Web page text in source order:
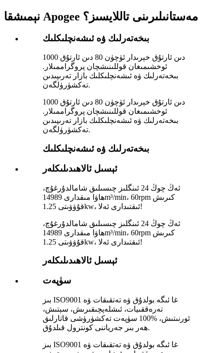
نېمىشقا Apogee مەستانىلىرىنى تاللايسىز؟
بىخەتەرلىك ۋە ئىشەنچلىكلىك
1000 دىن ئارتۇق خېرىدار ئۈچۈن 80 دىن ئارتۇق
ئوخشىمىغان قوللىنىشچان پروگراممىلار.
بىخەتەرلىك ۋە ئىشەنچلىكلىك بازار تەرىپىدىن
تەكشۈرۈلگەن.
1000 دىن ئارتۇق خېرىدار ئۈچۈن 80 دىن ئارتۇق
ئوخشىمىغان قوللىنىشچان پروگراممىلار.
بىخەتەرلىك ۋە ئىشەنچلىكلىك بازار تەرىپىدىن
تەكشۈرۈلگەن.
بىخەتەرلىك ۋە ئىشەنچلىكلىك
ئېسىل ئالاھىدىلىكلەر
ئەڭ چوڭ 24 ئىنگلىز چىسىلىق شامالدۇرغۇچ،
ھاۋا مىقدارى 14989m³/min، 60rpm كىرىش
قۇۋۋىتى 1.25kw، ئىقتىدارى ئەلا!
ئەڭ چوڭ 24 ئىنگلىز چىسىلىق شامالدۇرغۇچ،
ھاۋا مىقدارى 14989m³/min، 60rpm كىرىش
قۇۋۋىتى 1.25kw، ئىقتىدارى ئەلا!
ئېسىل ئالاھىدىلىكلەر
سۈپەت
بىز ISO9001 غا ئىگە بولدۇق ۋە تەتقىقات ۋە
تەرەققىيات، ئىشلەپچىقىرىش، سېتىش،
ئورنىتىش، %100 سۈپەت تەكشۈرۈشى قاتارلىق
ھەر بىر جەرياننى كونترول قىلدۇق.
بىز ISO9001 غا ئىگە بولدۇق ۋە تەتقىقات ۋە